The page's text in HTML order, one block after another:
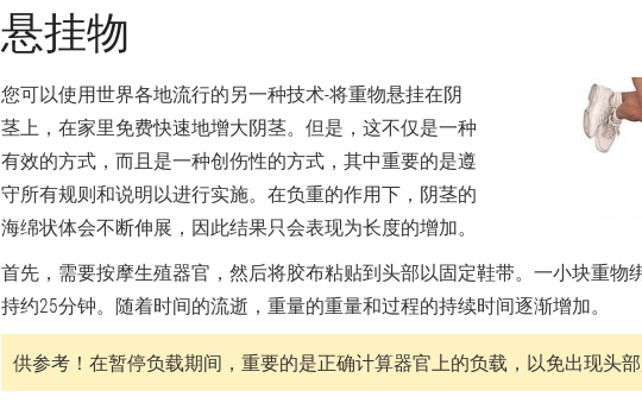
悬挂物
您可以使用世界各地流行的另一种技术-将重物悬挂在阴
茎上，在家里免费快速地增大阴茎。但是，这不仅是一种
有效的方式，而且是一种创伤性的方式，其中重要的是遵
守所有规则和说明以进行实施。在负重的作用下，阴茎的
海绵状体会不断伸展，因此结果只会表现为长度的增加。
首先，需要按摩生殖器官，然后将胶布粘贴到头部以固定鞋带。一小块重物
持约25分钟。随着时间的流逝，重量的重量和过程的持续时间逐渐增加。
供参考！ 在暂停负载期间，重要的是正确计算器官上的负载，以免出现头部